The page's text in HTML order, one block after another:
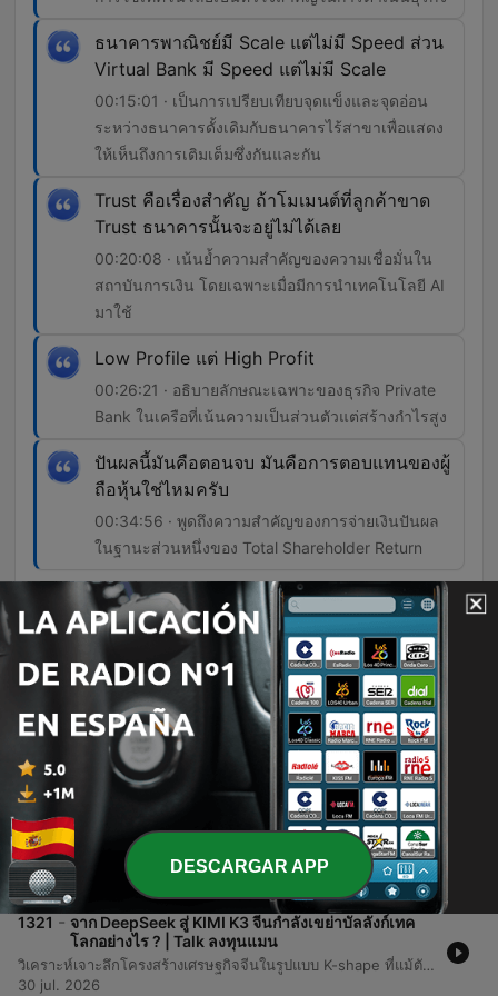
ธนาคารพาณิชย์มี Scale แต่ไม่มี Speed ส่วน
Virtual Bank มี Speed แต่ไม่มี Scale
00:15:01 · เป็นการเปรียบเทียบจุดแข็งและจุดอ่อน
ระหว่างธนาคารดั้งเดิมกับธนาคารไร้สาขาเพื่อแสดง
ให้เห็นถึงการเติมเต็มซึ่งกันและกัน
Trust คือเรื่องสำคัญ ถ้าโมเมนต์ที่ลูกค้าขาด
Trust ธนาคารนั้นจะอยู่ไม่ได้เลย
00:20:08 · เน้นย้ำความสำคัญของความเชื่อมั่นใน
สถาบันการเงิน โดยเฉพาะเมื่อมีการนำเทคโนโลยี AI
มาใช้
Low Profile แต่ High Profit
00:26:21 · อธิบายลักษณะเฉพาะของธุรกิจ Private
Bank ในเครือที่เน้นความเป็นส่วนตัวแต่สร้างกำไรสูง
ปันผลนี้มันคือตอนจบ มันคือการตอบแทนของผู้
ถือหุ้นใช่ไหมครับ
00:34:56 · พูดถึงความสำคัญของการจ่ายเงินปันผล
ในฐานะส่วนหนึ่งของ Total Shareholder Return
Episodios
1323
ยานแม่ SCBX ในมือ “ดร.อารักษ์” จะเปลี่ยนไปทิศทาง
ไหน บนโลกใหม่ของธุรกิจการเงิน ? | THE
BRIEFCASE
บทสัมภาษณ์พิเศษกับ Dr. Arak Suthiwong ว่าที่ CEO ของ SCBX เกี่ยวกับการขับเคลื่อนองค์กรภายใต้กลยุทธ์ AI First Organization และการเปลี่ยนผ่านจากธนาคารแบบดั้งเดิมสู่กลุ่มธุรกิจเทคโนโลยีทางการเงิน เนื้อหาครอบคลุมถึงวิสัยทัศน์ในการใช้ AI เพื่อเพิ่ม Productivity การวางรากฐานโครงสร้างพื้นฐานทางเทคโนโลยีเพื่อรองรับการขยายตัวในอนาคต และบทบาทของ Virtual Bank ในการเติมเต็มช่องว่างทางการเงินในประเทศไทย นอกจากนี้ยังมีการพูดคุยถึงลักษณะเฉพาะของบริษัทในเครือ (ยานลูก) ทั้งความแข็งแกร่งของ SCB Bank ความรวดเร็วของ Monix และความยิ่งใหญ่ของ CardX รวมถึงมุมมองด้านการบริหารจัดการเงินปันผลเพื่อสร้าง Total Shareholder Return (TSR) และกลยุทธ์การเพิ่มอัตราส่วน ROE เพื่อสร้างมูลค่าให้แก่ผู้ถือหุ้นในระยะยาว
04 ago. 2026
1322 - ตลาดหุ้นเกาหลี เกิดอะไรขึ้น ? ทำไมนักลงทุนรายย่อย
เกาหลี สูญเงินหมดตัว | ลงทุนแมนจะเล่าให้ฟัง
วิเคราะห์วิกฤตการณ์ตลาดหุ้นเกาหลีใต้ที่เผชิญกับการดิ่งลงของมูลค่าอย่างรุนแรง โดยมีสาเหตุหลักมาจากการพึ่งพาผลประกอบการของหุ้นเพียงสองบริษัทคือ Samsung และ SK Hynix ซึ่งเป็นผู้นำในกลุ่มชิปหน่วยความจำ AI เนื้อหาเจาะลึกถึงกลไกของ Leverage ETF ที่ทำหน้าที่เป็นตัวคูณความเสียหายในช่วงตลาดขาลง ส่งผลให้นักลงทุนรายย่อยสูญเสียเงินจำนวนมหาศาลรวมกว่า 1.3 ล้านล้านบาท พร้อมทั้งกล่าวถึงมาตรการฉุกเฉินจากหน่วยงานกำกับดูแลและบทเรียนสำคัญด้านการบริหารความเสี่ยงจากการใช้เลเวอเรจในการลงทุน
31 jul. 2026
1321 - จาก DeepSeek สู่ KIMI K3 จีนกำลังเขย่าบัลลังก์เทค
โลกอย่างไร ? | Talk ลงทุนแมน
วิเคราะห์เจาะลึกโครงสร้างเศรษฐกิจจีนในรูปแบบ K-shape ที่แม้ตัวเลข GDP จะเติบโตช้าลง แต่ภาคเทคโนโลยีและอุตสาหกรรม Hard Tech กำลังพุ่งทะยานอย่างรุนแรง โดยเฉพาะกลุ่มอุปกรณ์ 3D Printing, แบตเตอรี่ และหุ่นยนต์ ซึ่งเป็นผลมาจากนโยบายสนับสนุนการผลิตภายในประเทศเพื่อลดการพึ่งพาเทคโนโลยีจากต่างชาติและการเผชิญหน้ากับสงครามการค้า เนื้อหาครอบคลุมถึงความก้าวหน้าของ AI โมเดลฝั่งจีนอย่าง DeepSeek และ Moonshot AI รวมถึงโอกาสในการลงทุนผ่าน Supply Chain ของ AI ตั้งแต่ต้นน้ำอย่างเซมิคอนดักเตอร์ไปจนถึงปลายน้ำอย่างหุ่นยนต์และรถยนต์ขับเคลื่อนอัตโนมัติ โดยมีการแนะนำกลยุทธ์การเลือกหุ้นในกลุ่ม A-Share และ H-Share ผ่านกองทุนรวมที่เน้นนวัตกรรมและการวิจัยพัฒนา (R&D) เพื่อรับมือกับความผันผวนของตลาดเทคโนโลยีจีน
30 jul. 2026
DESCARGAR APP